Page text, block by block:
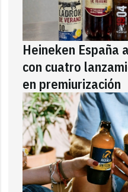
Heineken España
con cuatro
en premiurización